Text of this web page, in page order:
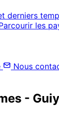
derniers
les
Nous
-